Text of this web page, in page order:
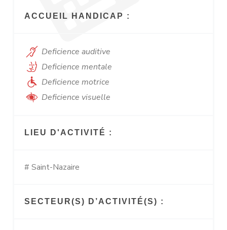
ACCUEIL HANDICAP :
Deficience auditive
Deficience mentale
Deficience motrice
Deficience visuelle
LIEU D'ACTIVITÉ :
# Saint-Nazaire
SECTEUR(S) D’ACTIVITÉ(S) :